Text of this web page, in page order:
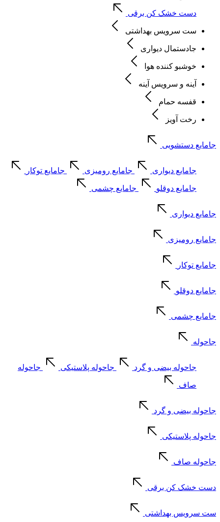
دست خشک کن برقی
ست سرویس بهداشتی
جادستمال دیواری
خوشبو کننده هوا
آینه و سرویس آینه
قفسه حمام
رخت آویز
جامایع دستشویی
جامایع دیواری جامایع رومیزی جامایع توکار
جامایع دوقلو جامایع چشمی
جامایع دیواری
جامایع رومیزی
جامایع توکار
جامایع دوقلو
جامایع چشمی
جاحوله
جاحوله بیضی و گرد جاحوله پلاستیکی جاحوله
صاف
جاحوله بیضی و گرد
جاحوله پلاستیکی
جاحوله صاف
دست خشک کن برقی
ست سرویس بهداشتی